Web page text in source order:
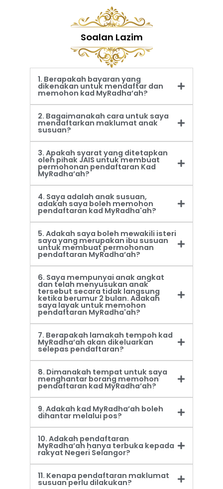
Soalan Lazim
1. Berapakah bayaran yang
dikenakan untuk mendaftar dan
memohon kad MyRadha’ah?
2. Bagaimanakah cara untuk saya
mendaftarkan maklumat anak
susuan?
3. Apakah syarat yang ditetapkan
oleh pihak JAIS untuk membuat
permohonan pendaftaran Kad
MyRadha’ah?
4. Saya adalah anak susuan,
adakah saya boleh memohon
pendaftaran kad MyRadha'ah?
5. Adakah saya boleh mewakili isteri
saya yang merupakan ibu susuan
untuk membuat permohonan
pendaftaran MyRadha’ah?
6. Saya mempunyai anak angkat
dan telah menyusukan anak
tersebut secara tidak langsung
ketika berumur 2 bulan. Adakah
saya layak untuk memohon
pendaftaran MyRadha'ah?
7. Berapakah lamakah tempoh kad
MyRadha’ah akan dikeluarkan
selepas pendaftaran?
8. Dimanakah tempat untuk saya
menghantar borang memohon
pendaftaran kad MyRadha’ah?
9. Adakah kad MyRadha’ah boleh
dihantar melalui pos?
10. Adakah pendaftaran
MyRadha’ah hanya terbuka kepada
rakyat Negeri Selangor?
11. Kenapa pendaftaran maklumat
susuan perlu dilakukan?